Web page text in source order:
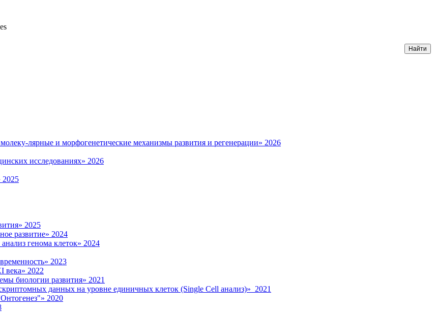
лярные и морфогенетические механизмы развития и регенерации» 2026
исследованиях» 2026
2025
2025
развитие» 2024
генома клеток» 2024
2023
века» 2022
биологии развития» 2021
данных на уровне единичных клеток (Single Cell анализ)» 2021
2020